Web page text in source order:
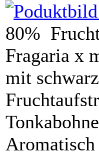
80%
Fragaria x
mit
Tonkabohne